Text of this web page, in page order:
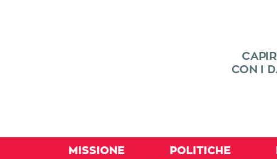
MISSIONE
POLITICHE